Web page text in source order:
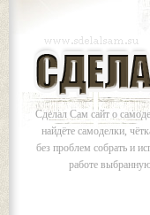
Сделал Сам сайт о
найдёте самоделки,
без проблем собрать и
работе